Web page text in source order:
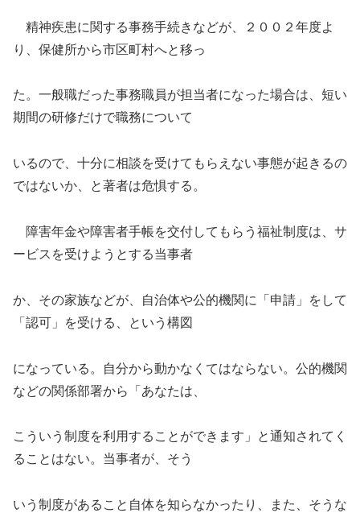
精神疾患に関する事務手続きなどが、２００２年度よ
り、保健所から市区町村へと移っ
た。一般職だった事務職員が担当者になった場合は、短い
期間の研修だけで職務について
いるので、十分に相談を受けてもらえない事態が起きるの
ではないか、と著者は危惧する。
障害年金や障害者手帳を交付してもらう福祉制度は、サ
ービスを受けようとする当事者
か、その家族などが、自治体や公的機関に「申請」をして
「認可」を受ける、という構図
になっている。自分から動かなくてはならない。公的機関
などの関係部署から「あなたは、
こういう制度を利用することができます」と通知されてく
ることはない。当事者が、そう
いう制度があること自体を知らなかったり、また、そうな